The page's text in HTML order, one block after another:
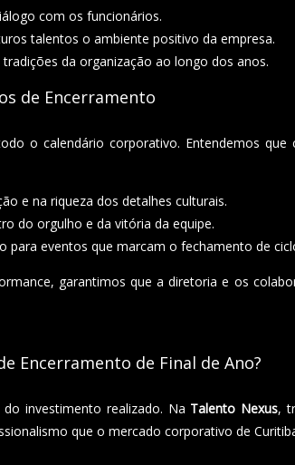
com os funcionários.
talentos o ambiente positivo da empresa.
da organização ao longo dos anos.
de Encerramento
o calendário corporativo. Entendemos
e na riqueza dos detalhes culturais.
do orgulho e da vitória da equipe.
para eventos que marcam o fechamento de
garantimos que a diretoria e os
Encerramento de Final de Ano?
investimento realizado. Na Talento Nexus,
que o mercado corporativo de